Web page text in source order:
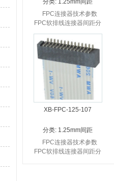
分类: 1.25mm间距
FPC连接器技术参数
FPC软排线连接器间距分
为0.3mm 0.5mm
1.0mm ...
XB-FPC-125-107
分类: 1.25mm间距
FPC连接器技术参数
FPC软排线连接器间距分